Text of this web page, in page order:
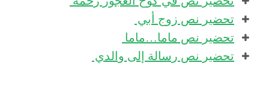
تحضير نص زوج أبي
تحضير نص ماما…ماما
تحضير نص رسالة إلى والدي